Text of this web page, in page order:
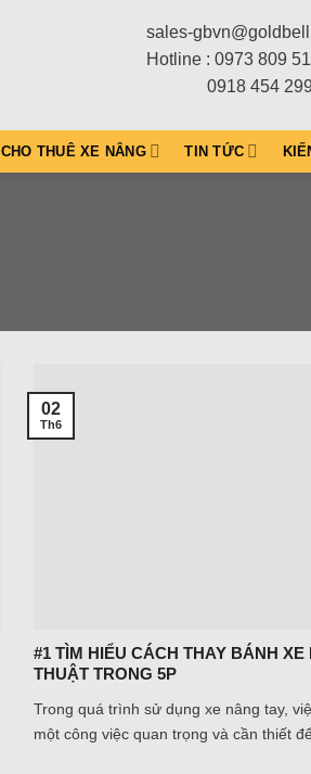
sales-
Hotline : 0973 809
0918 454 299
CHO THUÊ XE NÂNG TIN TỨC
#1 TÌM HIỂU CÁCH THAY BÁNH
THUẬT TRONG 5P
Trong quá trình sử dụng xe nâng tay,
một công việc quan trọng và cần thiết
02
Th6